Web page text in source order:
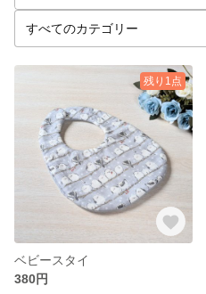
残り1点
ベビースタイ
380円